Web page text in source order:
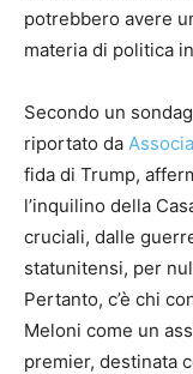
potrebbero avere
materia di politica
Secondo un
riportato da
fida di Trump,
l’inquilino della
cruciali, dalle
statunitensi, per
Pertanto, c’è chi
Meloni come un
premier, destinata